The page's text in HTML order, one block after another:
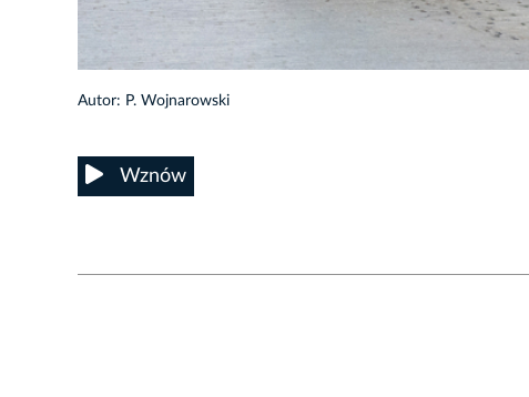
Autor: P. Wojnarowski
Wznów